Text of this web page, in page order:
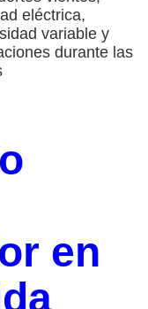
eléctrica,
variable y
durante las
en